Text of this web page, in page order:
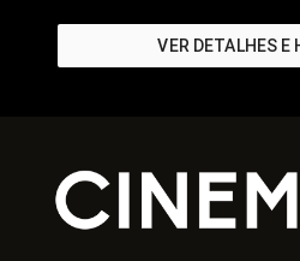
VER DETALHES E